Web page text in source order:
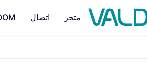
اتصال متجر